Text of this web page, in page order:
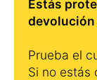
Estás
devolución
Prueba el
Si no estás